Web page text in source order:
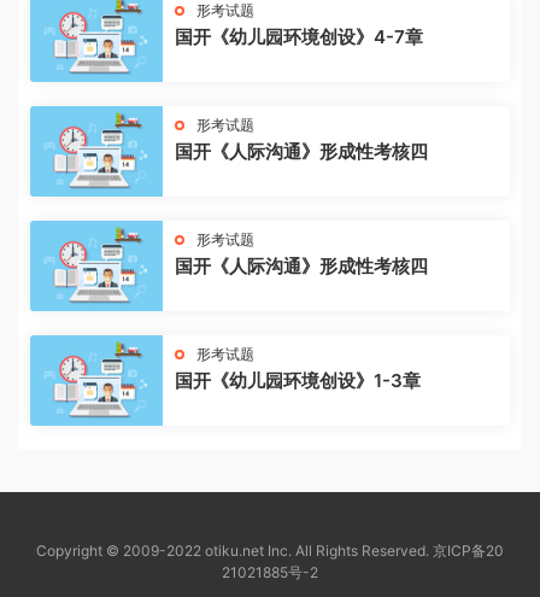
形考试题
国开《幼儿园环境创设》4-7章
形考试题
国开《人际沟通》形成性考核四
形考试题
国开《人际沟通》形成性考核四
形考试题
国开《幼儿园环境创设》1-3章
Copyright © 2009-2022 otiku.net Inc. All Rights Reserved. 京ICP备20
21021885号-2